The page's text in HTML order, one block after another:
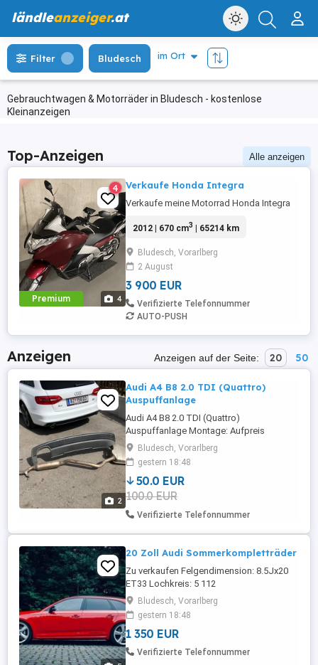
ländleanzeiger.at
Gebrauchtwagen & Motorräder in Bludesch - kostenlose
Kleinanzeigen
Filter Bludesch
Top-Anzeigen Alle anzeigen
Premium 4
4 Verkaufe Honda Integra
Verkaufe meine Motorrad Honda Integra
2012 | 670 cm3 | 65214 km
Bludesch, Vorarlberg
2 August
3 900 EUR
Verifizierte Telefonnummer
AUTO-PUSH
Anzeigen Anzeigen auf der Seite: 20 50
2
Audi A4 B8 2.0 TDI (Quattro)
Auspuffanlage
Audi A4 B8 2.0 TDI (Quattro)
Auspuffanlage Montage: Aufpreis
Versand: Aufpreis
Bludesch, Vorarlberg
gestern 18:48
50.0 EUR
100.0 EUR
Verifizierte Telefonnummer
20 Zoll Audi Sommerkompletträder
Zu verkaufen Felgendimension: 8.5Jx20
ET33 Lochkreis: 5 112
Felgenartikelnummer: 8R0601025CA - 0
Hersteller: Audi Original Zustand:
NEUWERTIG Reifendimension: 255 45R20
Reifenmarke: Goodride Reifenmodel:
Sport SA-37 Dot:20 2021 Profil: sehr gut
Bludesch, Vorarlberg
gestern 18:48
1 350 EUR
Verifizierte Telefonnummer